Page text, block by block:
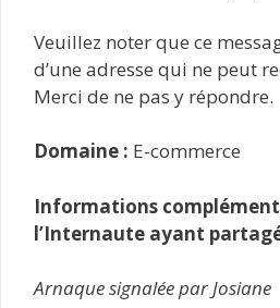
Veuillez noter que ce
d’une adresse qui ne peut
Merci de ne pas y répondre.
Domaine : E-commerce
Informations
l’Internaute ayant
Arnaque signalée par Josiane